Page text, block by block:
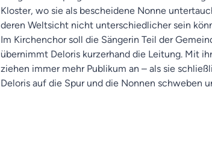
Kloster, wo sie als bescheidene Nonne
deren Weltsicht nicht unterschiedlicher sein
Im Kirchenchor soll die Sängerin Teil der
übernimmt Deloris kurzerhand die Leitung. Mit
ziehen immer mehr Publikum an – als sie
Deloris auf die Spur und die Nonnen schweben